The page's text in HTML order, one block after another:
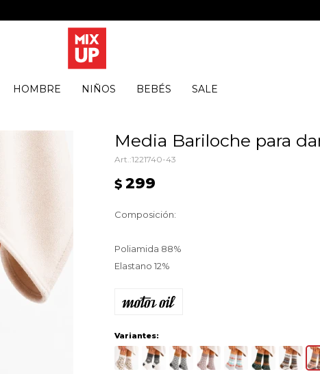
HOMBRE NIÑOS BEBÉS SALE
Media Bariloche para
1221740-43
$ 299
Composición:
Poliamida 88%
Elastano 12%
Variantes: